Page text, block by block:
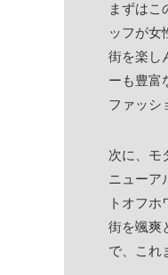
まずはこ
ッフが女
街を楽し
ーも豊富
ファッシ
次に、モ
ニューア
トオフ
街を颯爽
で、これ